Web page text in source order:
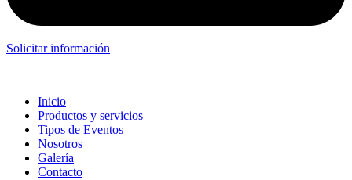
Solicitar información
Inicio
Productos y servicios
Tipos de Eventos
Nosotros
Galería
Contacto